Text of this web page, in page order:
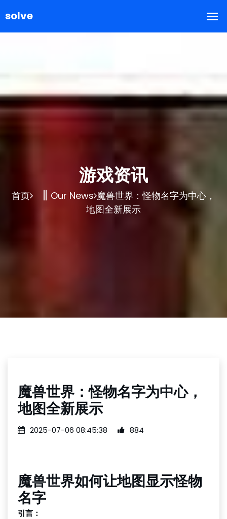
游戏资讯
首页 Our News 魔兽世界：怪物名字为中心，
地图全新展示
魔兽世界：怪物名字为中心，
地图全新展示
2025-07-06 08:45:38 884
魔兽世界如何让地图显示怪物
名字
引言：